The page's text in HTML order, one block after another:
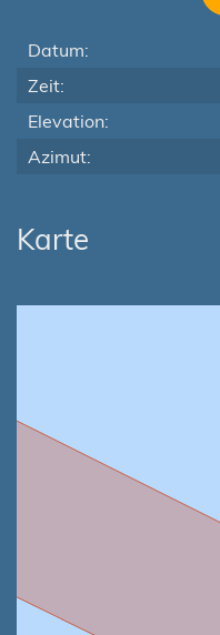
Datum:
Zeit:
Elevation:
Azimut:
Karte